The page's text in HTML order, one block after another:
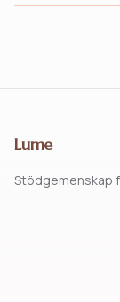
Lume
Stödgemenskap